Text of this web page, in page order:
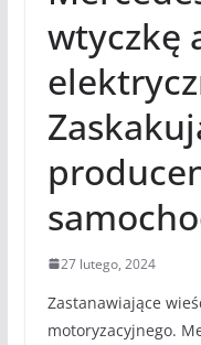
wtyczkę
27 lutego, 2024
Zastanawiające
motoryzacyjnego.